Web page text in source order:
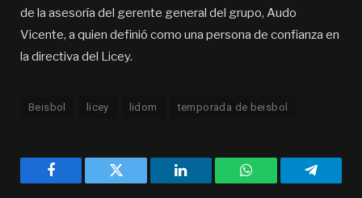
de la asesoría del gerente general del grupo, Audo
Vicente, a quien definió como una persona de confianza en
la directiva del Licey.
Beisbol licey lidom temporada de beisbol
Facebook Twitter LinkedIn WhatsApp